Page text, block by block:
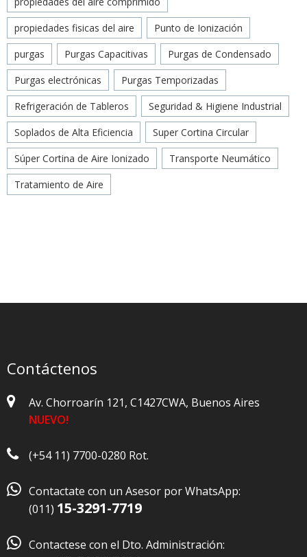
propiedades fisicas del aire
Punto de Ionización
purgas
Purgas Capacitivas
Purgas de Condensado
Purgas electrónicas
Purgas Temporizadas
Refrigeración de Tableros
Seguridad & Higiene Industrial
Soplados de Alta Eficiencia
Super Cortina Circular
Súper Cortina de Aire Ionizado
Transporte Neumático
Tratamiento de Aire
Contáctenos
Av. Chorroarín 121, C1427CWA, Buenos Aires
NUEVO!
(+54 11) 7700-0280 Rot.
 Contactate con un Asesor por WhatsApp:
(011) 15-3291-7719
 Contactese con el Dto. Administración: